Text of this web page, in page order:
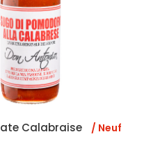
Calabraise / Neuf